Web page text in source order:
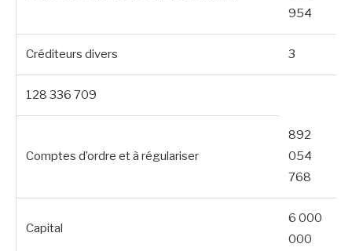
954
Créditeurs divers 3
128 336 709
Comptes d’ordre et à régulariser
892
054
768
Capital
6 000
000